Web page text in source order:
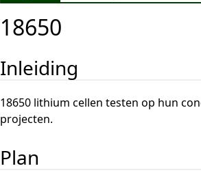
18650
Inleiding
18650 lithium cellen testen op hun
projecten.
Plan